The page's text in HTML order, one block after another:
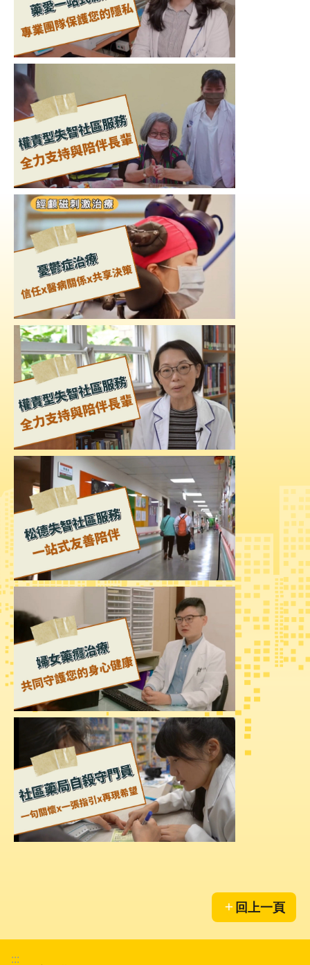
學
研
究
網
站
導
回
首
頁
台
北
康
服
務
陳
情
系
統
員
工
信
ENGLISH
使
開
放
格
式
詞
彙
隱
私
權
策
回上一頁
:::